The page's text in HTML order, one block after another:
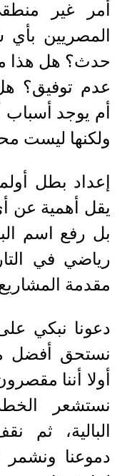
أمر غير
المصريين
حدث؟ هل هذا
عدم توفيق؟
أم يوجد أسباب
ولكنها ليست
إعداد بطل
يقل أهمية عن
بل رفع اسم
رياضي في
مقدمة
دعونا نبكي
نستحق أفضل
أولا أننا
نستشعر
البالية، ثم
دموعنا ونشمر